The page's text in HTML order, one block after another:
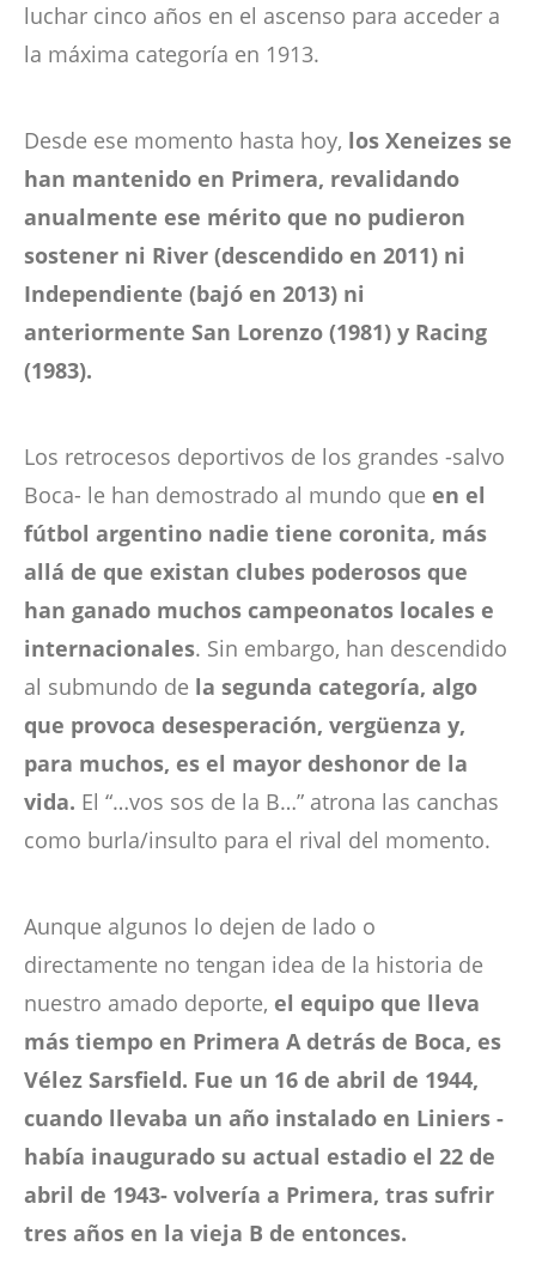
luchar cinco años en el ascenso para acceder a
la máxima categoría en 1913.
Desde ese momento hasta hoy, los Xeneizes se
han mantenido en Primera, revalidando
anualmente ese mérito que no pudieron
sostener ni River (descendido en 2011) ni
Independiente (bajó en 2013) ni
anteriormente San Lorenzo (1981) y Racing
(1983).
Los retrocesos deportivos de los grandes -salvo
Boca- le han demostrado al mundo que en el
fútbol argentino nadie tiene coronita, más
allá de que existan clubes poderosos que
han ganado muchos campeonatos locales e
internacionales. Sin embargo, han descendido
al submundo de la segunda categoría, algo
que provoca desesperación, vergüenza y,
para muchos, es el mayor deshonor de la
vida. El “…vos sos de la B…” atrona las canchas
como burla/insulto para el rival del momento.
Aunque algunos lo dejen de lado o
directamente no tengan idea de la historia de
nuestro amado deporte, el equipo que lleva
más tiempo en Primera A detrás de Boca, es
Vélez Sarsfield. Fue un 16 de abril de 1944,
cuando llevaba un año instalado en Liniers -
había inaugurado su actual estadio el 22 de
abril de 1943- volvería a Primera, tras sufrir
tres años en la vieja B de entonces.